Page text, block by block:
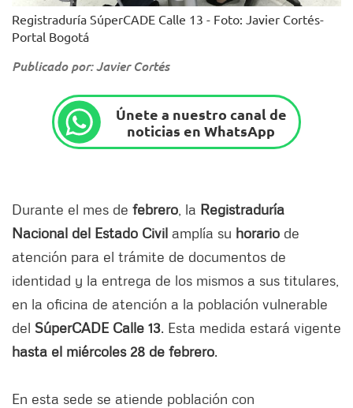
Registraduría SúperCADE Calle 13 - Foto: Javier Cortés-
Portal Bogotá
Publicado por: Javier Cortés
Únete a nuestro canal de
noticias en WhatsApp
Durante el mes de febrero , la Registraduría
Nacional del Estado Civil amplía su horario de
atención para el trámite de documentos de
identidad y la entrega de los mismos a sus titulares,
en la oficina de atención a la población vulnerable
del SúperCADE Calle 13. Esta medida estará vigente
hasta el miércoles 28 de febrero.
En esta sede se atiende población con